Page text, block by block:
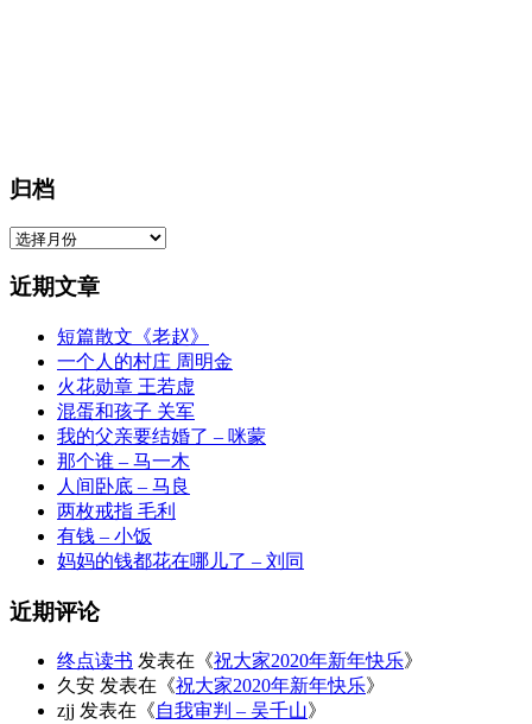
归档
归
近期文章
短篇散文《老赵》
一个人的村庄 周明金
火花勋章 王若虚
混蛋和孩子 关军
我的父亲要结婚了 – 咪蒙
那个谁 – 马一木
人间卧底 – 马良
两枚戒指 毛利
有钱 – 小饭
妈妈的钱都花在哪儿了 – 刘同
近期评论
终点读书 发表在《祝大家2020年新年快乐》
久安 发表在《祝大家2020年新年快乐》
zjj 发表在《自我审判 – 吴千山》